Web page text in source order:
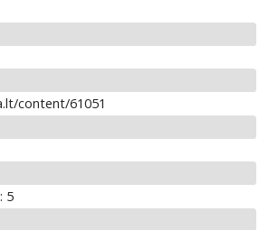
content/61051
5